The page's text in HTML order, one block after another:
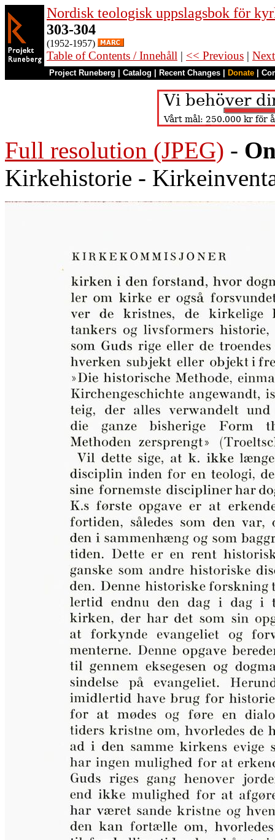
Nordisk teologisk uppslagsbok för
303-304
(1952-1957)
Table of Contents / Innehåll | << Previous |
Project Runeberg Catalog Recent Changes Donate
Full resolution (JPEG) -
Kirkehistorie -